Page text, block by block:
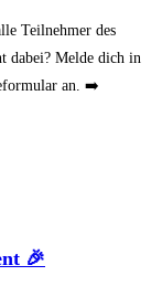
Teilnehmer des
dabei? Melde dich in
an. ➡️
🎉